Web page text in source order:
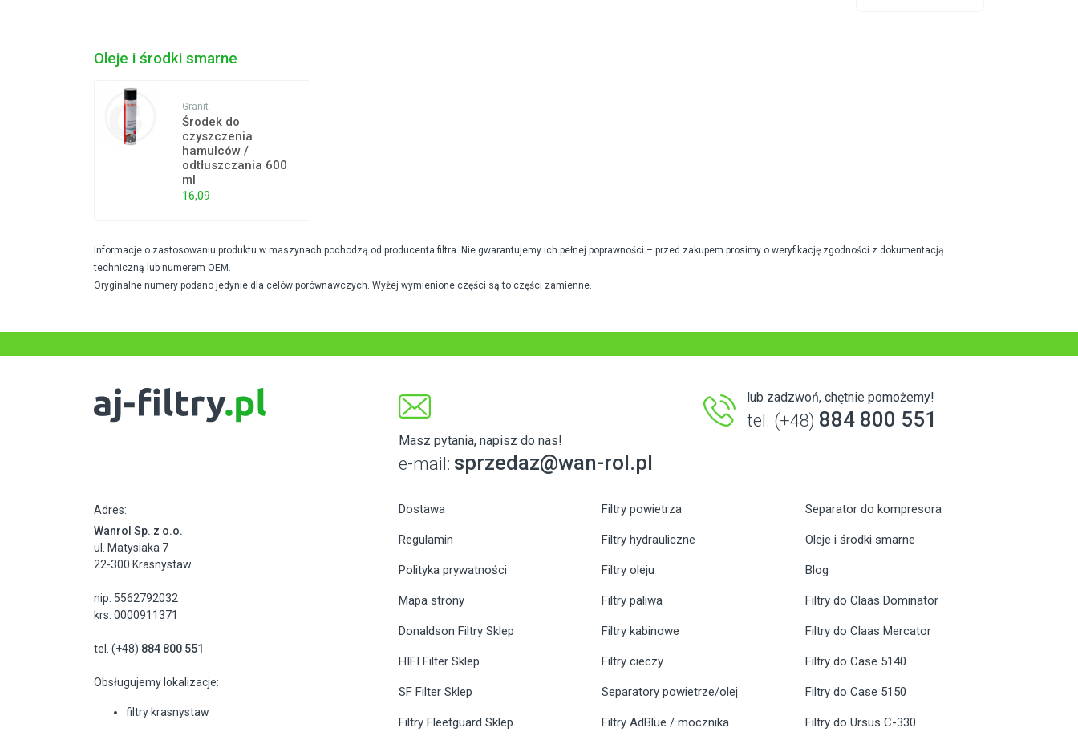
Oleje i środki smarne
Granit
Środek do
czyszczenia
hamulców /
odtłuszczania 600
ml
16,09
Informacje o zastosowaniu produktu w maszynach pochodzą od producenta filtra. Nie gwarantujemy ich pełnej poprawności – przed zakupem prosimy o weryfikację zgodności z dokumentacją
techniczną lub numerem OEM.
Oryginalne numery podano jedynie dla celów porównawczych. Wyżej wymienione części są to części zamienne.
Masz pytania, napisz do nas!
e-mail: sprzedaz@wan-rol.pl
lub zadzwoń, chętnie pomożemy!
tel. (+48) 884 800 551
Adres:
Wanrol Sp. z o.o.
ul. Matysiaka 7
22-300 Krasnystaw
nip: 5562792032
krs: 0000911371
tel. (+48) 884 800 551
Obsługujemy lokalizacje:
filtry krasnystaw
Dostawa
Regulamin
Polityka prywatności
Mapa strony
Donaldson Filtry Sklep
HIFI Filter Sklep
SF Filter Sklep
Filtry Fleetguard Sklep
Filtry powietrza
Filtry hydrauliczne
Filtry oleju
Filtry paliwa
Filtry kabinowe
Filtry cieczy
Separatory powietrze/olej
Filtry AdBlue / mocznika
Separator do kompresora
Oleje i środki smarne
Blog
Filtry do Claas Dominator
Filtry do Claas Mercator
Filtry do Case 5140
Filtry do Case 5150
Filtry do Ursus C-330